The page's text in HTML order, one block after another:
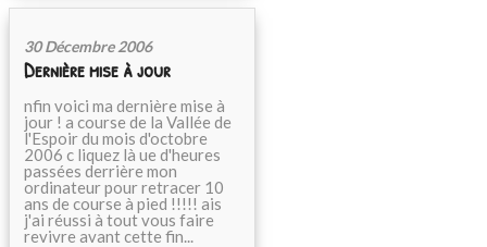
30 Décembre 2006
Dernière mise à jour
nfin voici ma dernière mise à
jour ! a course de la Vallée de
l'Espoir du mois d'octobre
2006 c liquez là ue d'heures
passées derrière mon
ordinateur pour retracer 10
ans de course à pied !!!!! ais
j'ai réussi à tout vous faire
revivre avant cette fin...